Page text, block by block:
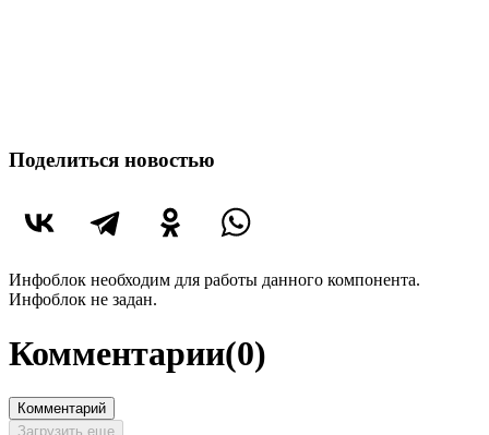
Поделиться новостью
Инфоблок необходим для работы данного компонента.
Инфоблок не задан.
Комментарии(0)
Комментарий
Загрузить еще